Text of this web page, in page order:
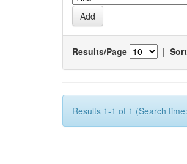
Results/Page |
Results 1-1 of 1 (Search